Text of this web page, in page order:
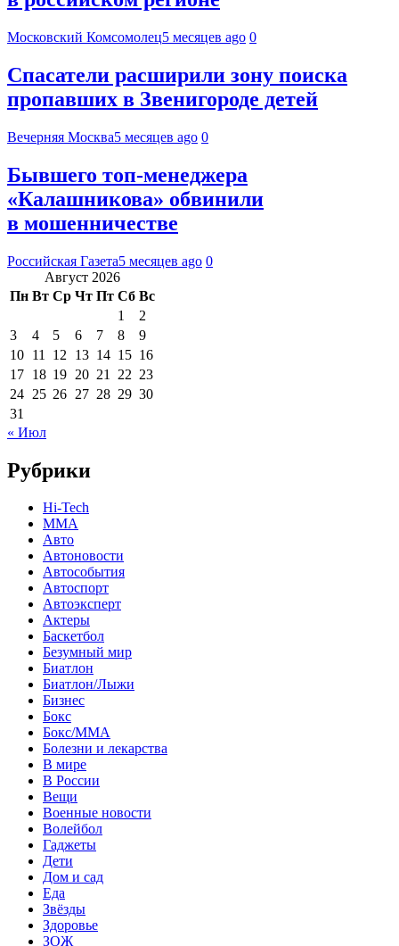
Московский Комсомолец5 месяцев ago 0
Спасатели расширили зону поиска
пропавших в Звенигороде детей
Вечерняя Москва5 месяцев ago 0
Бывшего топ-менеджера
«Калашникова» обвинили
в мошенничестве
Российская Газета5 месяцев ago 0
Август 2026
Пн Вт Ср Чт Пт Сб Вс
1
2
3
4 5 6 7 8
9
10 11 12 13 14 15 16
17 18 19 20 21 22 23
24 25 26 27 28 29 30
31
« Июл
Рубрики
Hi-Tech
MMA
Авто
Автоновости
Автособытия
Автоспорт
Автоэксперт
Актеры
Баскетбол
Безумный мир
Биатлон
Биатлон/Лыжи
Бизнес
Бокс
Бокс/MMA
Болезни и лекарства
В мире
В России
Вещи
Военные новости
Волейбол
Гаджеты
Дети
Дом и сад
Еда
Звёзды
Здоровье
ЗОЖ